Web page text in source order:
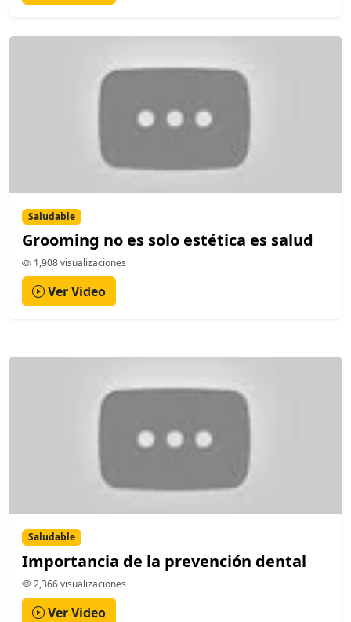
Saludable
Grooming no es solo estética es salud
1,908 visualizaciones
Ver Video
Saludable
Importancia de la prevención dental
2,366 visualizaciones
Ver Video